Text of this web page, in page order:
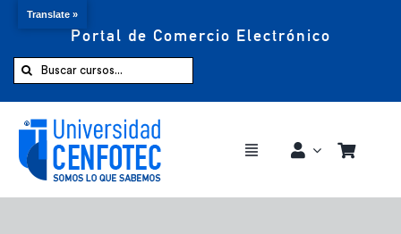
Portal de Comercio Electrónico
Buscar:
Toggle
Comprar ahora
Translate »